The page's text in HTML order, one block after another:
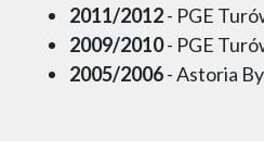
2011/2012- PGE
2009/2010- PGE
2005/2006- Astoria